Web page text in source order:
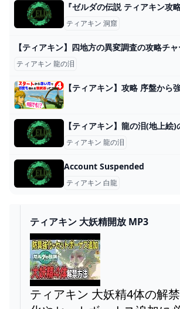
ティアキン 洞窟
ティアキン 龍の泪
ティアキン 龍の泪
Account Suspended
ティアキン 白龍
ティアキン 大妖精開放 MP3
ティアキン 大妖精4体の解